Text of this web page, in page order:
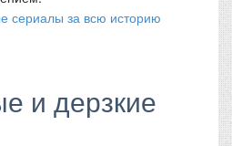
и дерзкие